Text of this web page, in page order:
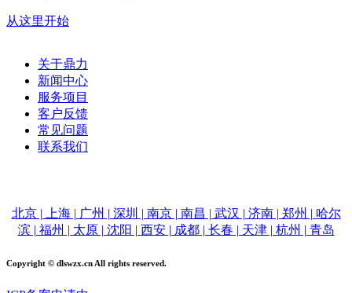
从这里开始
关于鼎力
新闻中心
服务项目
客户反馈
常见问题
联系我们
北京 | 上海 | 广州 | 深圳 | 南京 | 南昌 | 武汉 | 济南 | 郑州 | 哈尔
滨 | 福州 | 太原 | 沈阳 | 西安 | 成都 | 长春 | 天津 | 杭州 | 青岛
Copyright © dlswzx.cn All rights reserved.